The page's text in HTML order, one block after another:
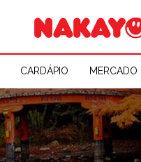
CARDÁPIO MERCADO